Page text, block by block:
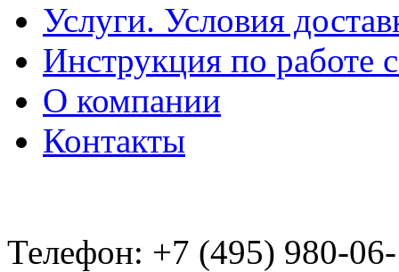
Услуги. Условия
Инструкция по работе
О компании
Контакты
Телефон: +7 (495) 980-